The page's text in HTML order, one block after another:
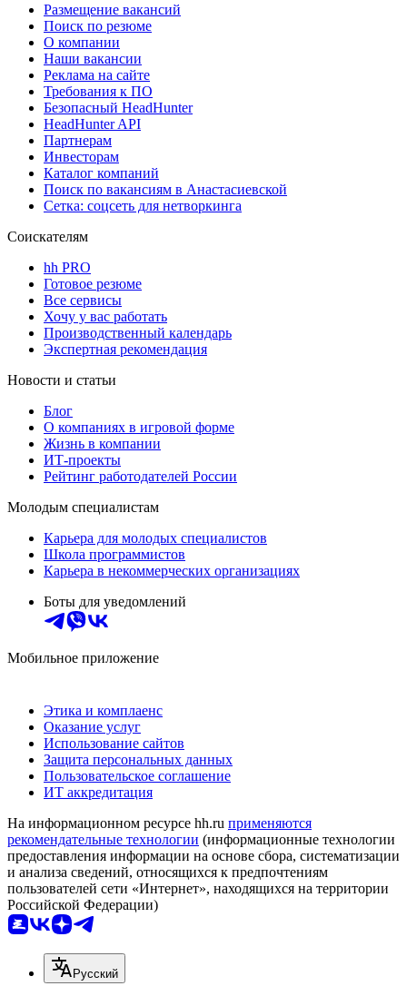
Размещение вакансий
Поиск по резюме
О компании
Наши вакансии
Реклама на сайте
Требования к ПО
Безопасный HeadHunter
HeadHunter API
Партнерам
Инвесторам
Каталог компаний
Поиск по вакансиям в Анастасиевской
Сетка: соцсеть для нетворкинга
Соискателям
hh PRO
Готовое резюме
Все сервисы
Хочу у вас работать
Производственный календарь
Экспертная рекомендация
Новости и статьи
Блог
О компаниях в игровой форме
Жизнь в компании
ИТ-проекты
Рейтинг работодателей России
Молодым специалистам
Карьера для молодых специалистов
Школа программистов
Карьера в некоммерческих организациях
Боты для уведомлений
Мобильное приложение
Этика и комплаенс
Оказание услуг
Использование сайтов
Защита персональных данных
Пользовательское соглашение
ИТ аккредитация
На информационном ресурсе hh.ru применяются
рекомендательные технологии (информационные технологии
предоставления информации на основе сбора, систематизации
и анализа сведений, относящихся к предпочтениям
пользователей сети «Интернет», находящихся на территории
Российской Федерации)
Русский